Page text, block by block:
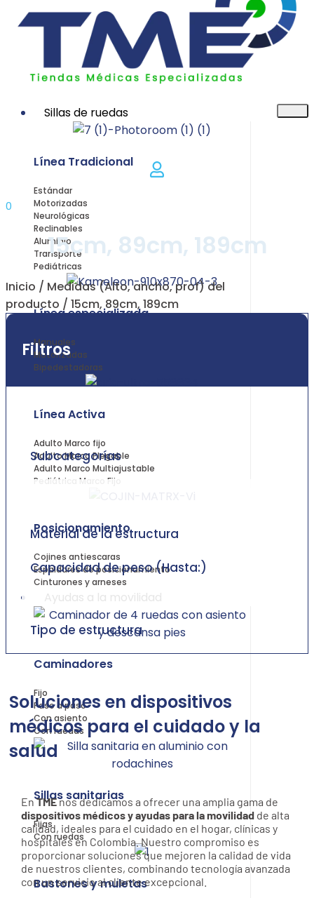
Sillas de ruedas
Línea Tradicional
Estándar
Motorizadas
Neurológicas
Reclinables
Aluminio
Transporte
Pediátricas
Línea especializada
Manuales
Motorizadas
Bipedestadoras
Línea Activa
Adulto Marco fijo
Adulto Marco Plegable
Adulto Marco Multiajustable
Pediátrica Marco Fijo
Posicionamiento
Cojines antiescaras
Espaldares de posicionamiento
Cinturones y arneses
Ayudas a la movilidad
Caminadores
Fijo
Paso a paso
Con asiento
Con ruedas
Sillas sanitarias
Fijas
Con ruedas
Bastones y muletas
0
15cm, 89cm, 189cm
Inicio / Medidas (Alto, ancho, prof) del
producto / 15cm, 89cm, 189cm
Filtros
Subcategorías
Material de la estructura
Capacidad de peso (Hasta:)
Tipo de estructura
Soluciones en dispositivos
médicos para el cuidado y la
salud
EnTMEnos dedicamos a ofrecer una amplia gama de
dispositivos médicos y ayudas para la movilidadde alta
calidad, ideales para el cuidado en el hogar, clínicas y
hospitales en Colombia. Nuestro compromiso es
proporcionar soluciones que mejoren la calidad de vida
de nuestros clientes, combinando tecnología avanzada
con un servicio al cliente excepcional.